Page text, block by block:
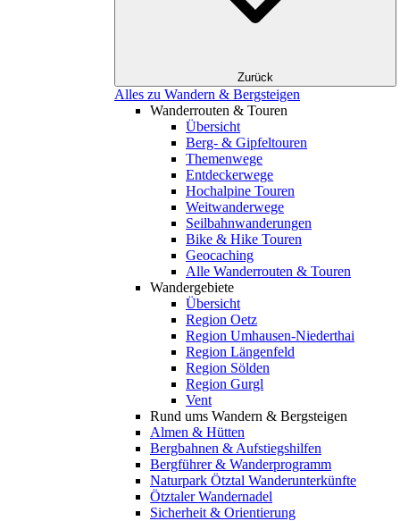
Zurück
Alles zu Wandern & Bergsteigen
Wanderrouten & Touren
Übersicht
Berg- & Gipfeltouren
Themenwege
Entdeckerwege
Hochalpine Touren
Weitwanderwege
Seilbahnwanderungen
Bike & Hike Touren
Geocaching
Alle Wanderrouten & Touren
Wandergebiete
Übersicht
Region Oetz
Region Umhausen-Niederthai
Region Längenfeld
Region Sölden
Region Gurgl
Vent
Rund ums Wandern & Bergsteigen
Almen & Hütten
Bergbahnen & Aufstiegshilfen
Bergführer & Wanderprogramm
Naturpark Ötztal Wanderunterkünfte
Ötztaler Wandernadel
Sicherheit & Orientierung